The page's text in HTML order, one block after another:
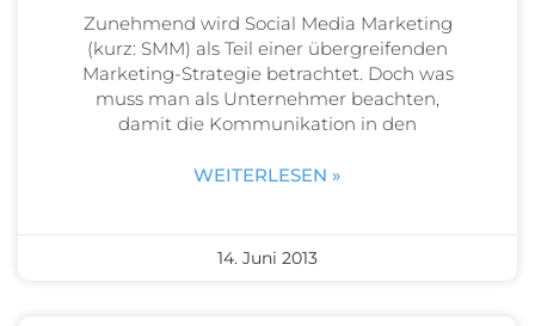
Zunehmend wird Social Media Marketing
(kurz: SMM) als Teil einer übergreifenden
Marketing-Strategie betrachtet. Doch was
muss man als Unternehmer beachten,
damit die Kommunikation in den
WEITERLESEN »
14. Juni 2013